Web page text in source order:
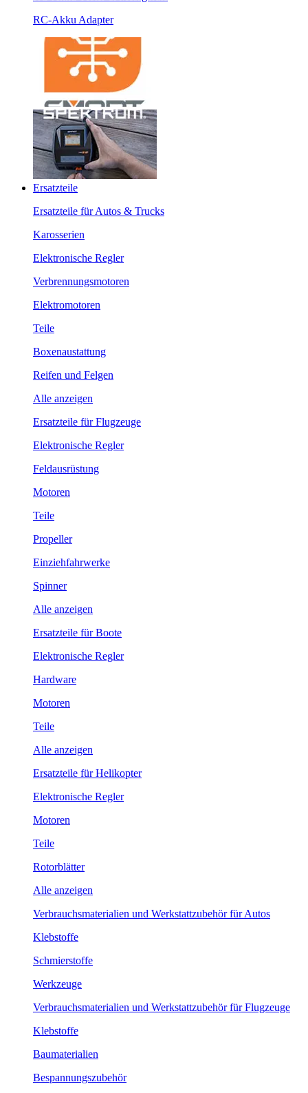
RC-Akku Adapter
Ersatzteile
Ersatzteile für Autos & Trucks
Karosserien
Elektronische Regler
Verbrennungsmotoren
Elektromotoren
Teile
Boxenaustattung
Reifen und Felgen
Alle anzeigen
Ersatzteile für Flugzeuge
Elektronische Regler
Feldausrüstung
Motoren
Teile
Propeller
Einziehfahrwerke
Spinner
Alle anzeigen
Ersatzteile für Boote
Elektronische Regler
Hardware
Motoren
Teile
Alle anzeigen
Ersatzteile für Helikopter
Elektronische Regler
Motoren
Teile
Rotorblätter
Alle anzeigen
Verbrauchsmaterialien und Werkstattzubehör für Autos
Klebstoffe
Schmierstoffe
Werkzeuge
Verbrauchsmaterialien und Werkstattzubehör für Flugzeuge
Klebstoffe
Baumaterialien
Bespannungszubehör